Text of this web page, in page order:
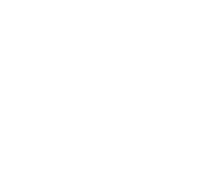
impressionnante